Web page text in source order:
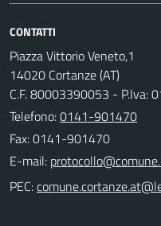
CONTATTI
Piazza Vittorio Veneto,1
14020 Cortanze (AT)
C.F. 80003390053 - P.Iva:
Telefono:0141-901470
Fax: 0141-901470
E-mail:
PEC: